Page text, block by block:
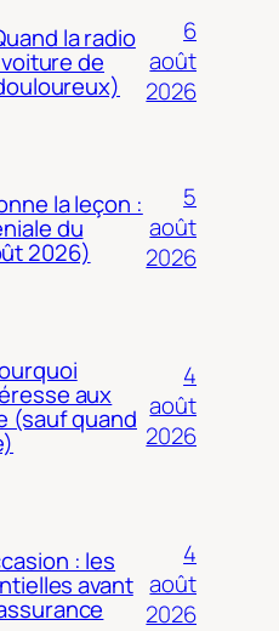
la radio
de
6
août
2026
la leçon :
du
2026)
5
août
2026
aux
(sauf quand
4
août
2026
: les
avant
4
août
2026